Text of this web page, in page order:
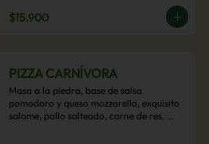
$15.900
PIZZA CARNÍVORA
Masa a la piedra, base de salsa
pomodoro y queso mozzarella, exquisito
salame, pollo salteado, carne de res,